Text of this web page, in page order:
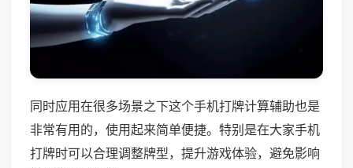
同时应用在很多场景之下这个手机打牌计算辅助也是
非常有用的，使用起来简单便捷。特别是在大家手机
打牌时可以合理调整牌型，提升游戏体验，避免影响